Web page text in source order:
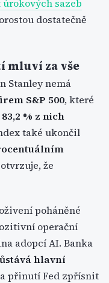
sazeb
dostatečně
za vše
Stanley nemá
S&P 500, které
83,2 % z nich
také ukončil
že
poháněné
operační
adopcí AI. Banka
hlavní
přinutí Fed zpřísnit